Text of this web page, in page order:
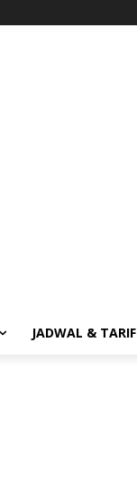
JADWAL & TARIF